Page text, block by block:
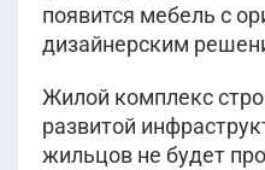
появится мебель с
дизайнерским
Жилой комплекс
развитой
жильцов не будет